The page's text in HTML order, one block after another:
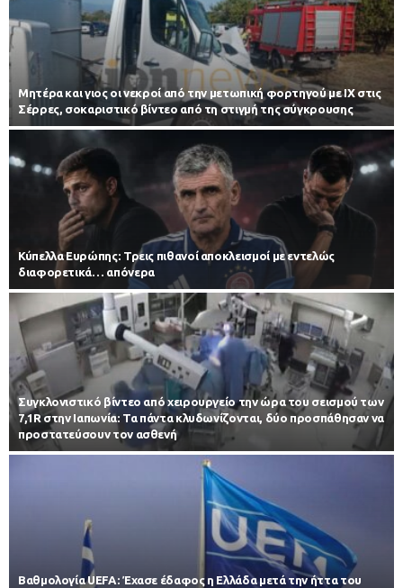
Μητέρα και γιος οι νεκροί από την μετωπική φορτηγού με ΙΧ στις
Σέρρες, σοκαριστικό βίντεο από τη στιγμή της σύγκρουσης
Κύπελλα Ευρώπης: Τρεις πιθανοί αποκλεισμοί με εντελώς
διαφορετικά… απόνερα
Συγκλονιστικό βίντεο από χειρουργείο την ώρα του σεισμού των
7,1R στην Ιαπωνία: Τα πάντα κλυδωνίζονται, δύο προσπάθησαν να
προστατεύσουν τον ασθενή
Βαθμολογία UEFA: Έχασε έδαφος η Ελλάδα μετά την ήττα του